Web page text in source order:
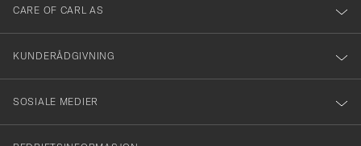
till
vårt
nyhetsbrev!
CARE OF CARL AS
KUNDERÅDGIVNING
SOSIALE MEDIER